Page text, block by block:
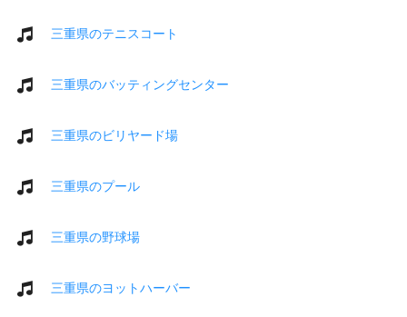
三重県のテニスコート
三重県のバッティングセンター
三重県のビリヤード場
三重県のプール
三重県の野球場
三重県のヨットハーバー